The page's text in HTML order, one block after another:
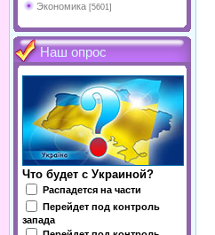
Экономика [5601]
Наш опрос
Что будет с Украиной?
Распадется на части
Перейдет под контроль
запада